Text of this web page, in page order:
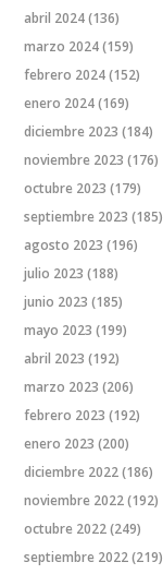
abril 2024(136)
marzo 2024(159)
febrero 2024(152)
enero 2024(169)
diciembre 2023 (184)
noviembre 2023 (176)
octubre 2023 (179)
septiembre 2023 (185)
agosto 2023 (196)
julio 2023 (188)
junio 2023 (185)
mayo 2023 (199)
abril 2023 (192)
marzo 2023 (206)
febrero 2023 (192)
enero 2023 (200)
diciembre 2022(186)
noviembre 2022(192)
octubre 2022(249)
septiembre 2022(219)